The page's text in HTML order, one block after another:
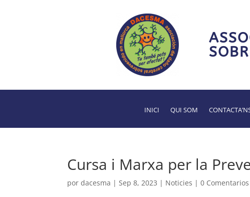
INICI QUI SOM
Cursa i Marxa per la
pordacesma | Sep 8, 2023 | Noticies |0 Comentarios